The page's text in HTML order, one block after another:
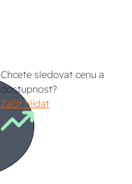
Chcete sledovat cenu a
dostupnost?
Začít hlídat